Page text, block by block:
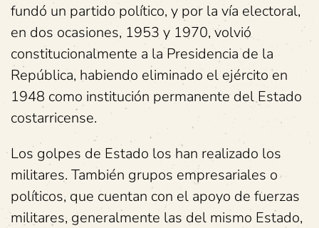
fundó un partido político, y por la vía electoral,
en dos ocasiones, 1953 y 1970, volvió
constitucionalmente a la Presidencia de la
República, habiendo eliminado el ejército en
1948 como institución permanente del Estado
costarricense.
Los golpes de Estado los han realizado los
militares. También grupos empresariales o
políticos, que cuentan con el apoyo de fuerzas
militares, generalmente las del mismo Estado,